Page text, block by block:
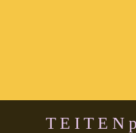
T E I T E N